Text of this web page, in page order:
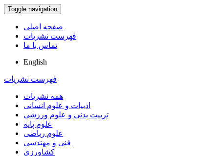
Toggle navigation
صفحه اصلی
فهرست نشریات
تماس با ما
English
فهرست نشریات
همه نشریات
ادبیات و علوم انسانی
تربیت بدنی و علوم ورزشی
علوم پایه
علوم ریاضی
فنی و مهندسی
کشاورزی